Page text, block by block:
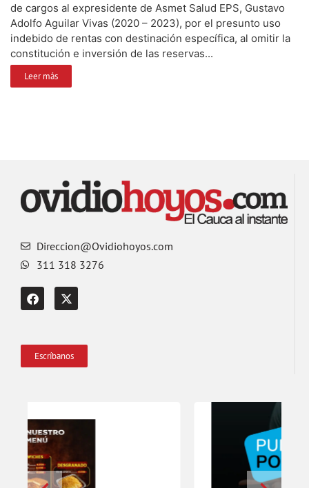
de cargos al expresidente de Asmet Salud EPS, Gustavo
Adolfo Aguilar Vivas (2020 – 2023), por el presunto uso
indebido de rentas con destinación específica, al omitir la
constitución e inversión de las reservas...
Leer más
Direccion@Ovidiohoyos.com
311 318 3276
Escríbanos